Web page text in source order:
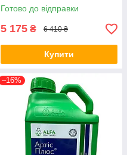
Готово до відправки
5 175 ₴ 6 410 ₴
Купити
–16%